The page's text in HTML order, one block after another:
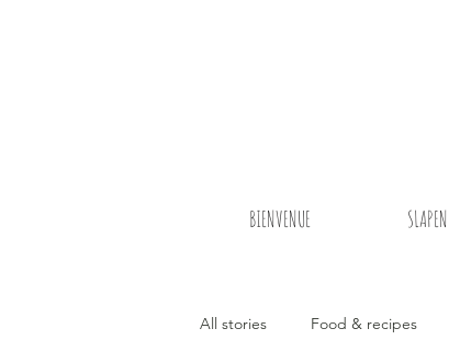
BIENVENUE SLAPEN
All stories Food & recipes